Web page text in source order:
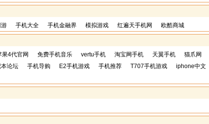
手机大全 手机金融界 模拟游戏 红遍天手机网 欧酷商城
果4代官网 免费手机音乐 vertu手机 淘宝网手机 天翼手机
猫爪网
论坛 手机导购 E2手机游戏 手机推荐 T707手机游戏
iphone中文